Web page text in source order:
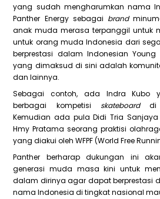
yang sudah mengharumkan nama
Panther Energy sebagai brand
anak muda merasa terpanggil untuk
untuk orang muda Indonesia dari
berprestasi dalam Indonesian Young
yang dimaksud di sini adalah
dan lainnya.
Sebagai contoh, ada Indra Kubo
berbagai kompetisi skateboarddi
Kemudian ada pula Didi Tria Sanjaya
Hmy Pratama seorang praktisi
yang diakui oleh WFPF (World Free
Panther berharap dukungan ini
generasi muda masa kini untuk
dalam dirinya agar dapat berprestasi
nama Indonesia di tingkat nasional